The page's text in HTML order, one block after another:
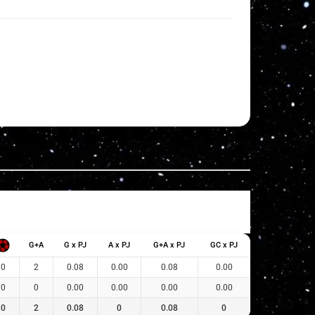
G+A G x PJ A x PJ G+A x PJ GC x PJ
0 2 0.08 0.00 0.08 0.00
0 0 0.00 0.00 0.00 0.00
0 2 0.08 0 0.08 0